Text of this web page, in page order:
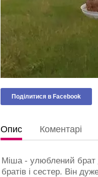
Поділитися в Facebook
Опис Коментарі
Міша - улюблений брат
братів і сестер. Він